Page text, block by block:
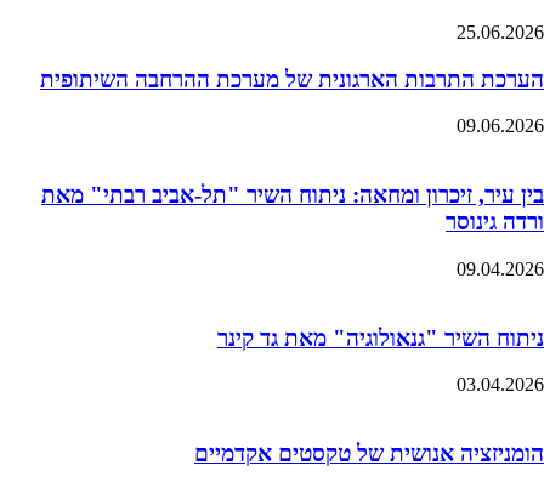
25.06.2026
הערכת התרבות הארגונית של מערכת ההרחבה השיתופית
09.06.2026
בין עיר, זיכרון ומחאה: ניתוח השיר "תל-אביב רבתי" מאת
ורדה גינוסר
09.04.2026
ניתוח השיר "גנאולוגיה" מאת גד קינר
03.04.2026
הומניזציה אנושית של טקסטים אקדמיים